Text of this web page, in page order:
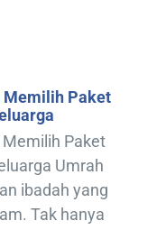
Memilih Paket
Memilih Paket
Umrah
ibadah yang
Tak hanya